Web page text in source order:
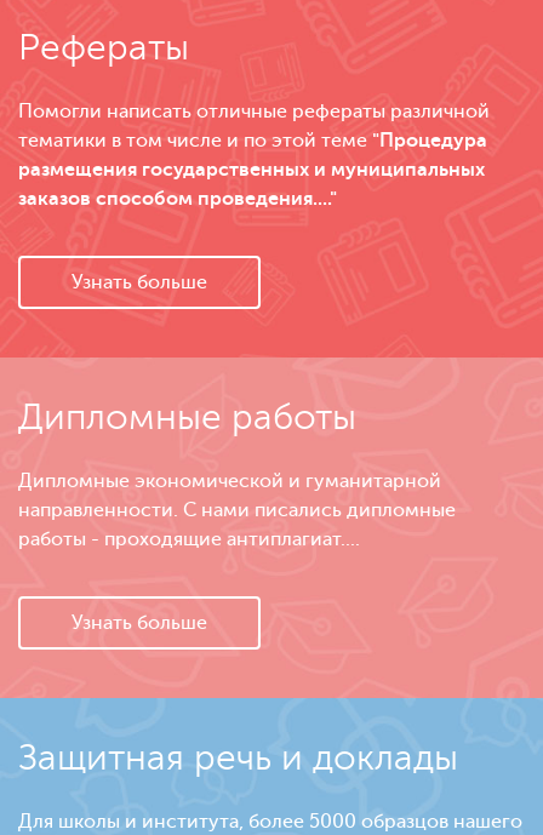
Рефераты
Помогли написать отличные рефераты различной
тематики в том числе и по этой теме "Процедура
размещения государственных и муниципальных
заказов способом проведения...."
Узнать больше
Дипломные работы
Дипломные экономической и гуманитарной
направленности. С нами писались дипломные
работы - проходящие антиплагиат....
Узнать больше
Защитная речь и доклады
Для школы и института, более 5000 образцов нашего